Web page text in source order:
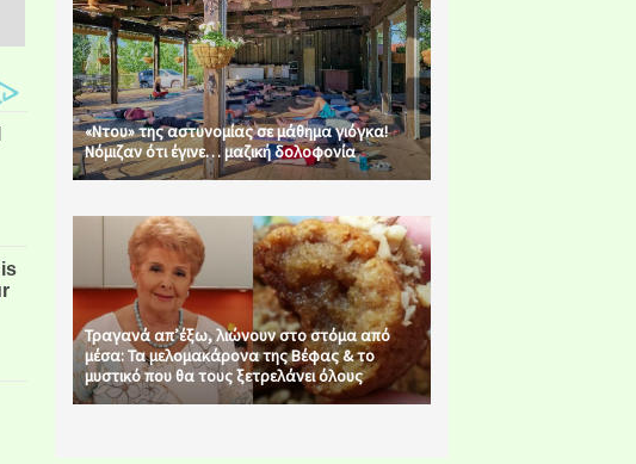
«Ντου» της αστυνομίας σε μάθημα γιόγκα!
Νόμιζαν ότι έγινε… μαζική δολοφονία
Τραγανά απ’έξω, λιώνουν στο στόμα από
μέσα: Τα μελομακάρονα της Βέφας & το
μυστικό που θα τους ξετρελάνει όλους